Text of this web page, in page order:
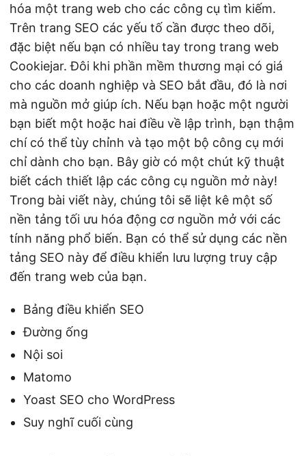
hóa một trang web cho các công cụ tìm kiếm.
Trên trang SEO các yếu tố cần được theo dõi,
đặc biệt nếu bạn có nhiều tay trong trang web
Cookiejar. Đôi khi phần mềm thương mại có giá
cho các doanh nghiệp và SEO bắt đầu, đó là nơi
mà nguồn mở giúp ích. Nếu bạn hoặc một người
bạn biết một hoặc hai điều về lập trình, bạn thậm
chí có thể tùy chỉnh và tạo một bộ công cụ mới
chỉ dành cho bạn. Bây giờ có một chút kỹ thuật
biết cách thiết lập các công cụ nguồn mở này!
Trong bài viết này, chúng tôi sẽ liệt kê một số
nền tảng tối ưu hóa động cơ nguồn mở với các
tính năng phổ biến. Bạn có thể sử dụng các nền
tảng SEO này để điều khiển lưu lượng truy cập
đến trang web của bạn.
Bảng điều khiển SEO
Đường ống
Nội soi
Matomo
Yoast SEO cho WordPress
Suy nghĩ cuối cùng